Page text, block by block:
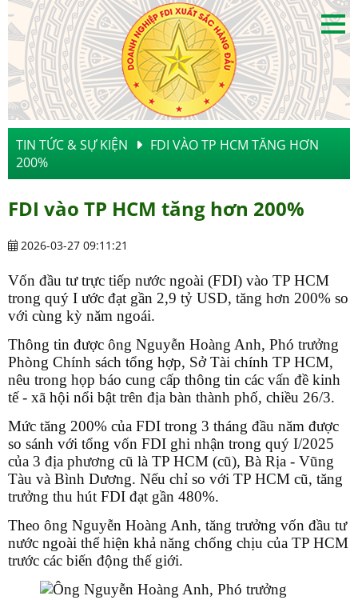
TIN TỨC & SỰ KIỆN
FDI VÀO TP HCM TĂNG HƠN
200%
FDI vào TP HCM tăng hơn 200%
2026-03-27 09:11:21
Vốn đầu tư trực tiếp nước ngoài (FDI) vào TP HCM
trong quý I ước đạt gần 2,9 tỷ USD, tăng hơn 200% so
với cùng kỳ năm ngoái.
Thông tin được ông Nguyễn Hoàng Anh, Phó trưởng
Phòng Chính sách tổng hợp, Sở Tài chính TP HCM,
nêu trong họp báo cung cấp thông tin các vấn đề kinh
tế - xã hội nổi bật trên địa bàn thành phố, chiều 26/3.
Mức tăng 200% của FDI trong 3 tháng đầu năm được
so sánh với tổng vốn FDI ghi nhận trong quý I/2025
của 3 địa phương cũ là TP HCM (cũ), Bà Rịa - Vũng
Tàu và Bình Dương. Nếu chỉ so với TP HCM cũ, tăng
trưởng thu hút FDI đạt gần 480%.
Theo ông Nguyễn Hoàng Anh, tăng trưởng vốn đầu tư
nước ngoài thể hiện khả năng chống chịu của TP HCM
trước các biến động thế giới.